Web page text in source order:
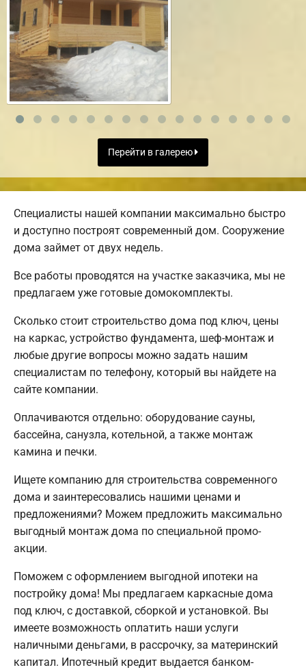
Перейти в галерею
Специалисты нашей компании максимально быстро
и доступно построят современный дом. Сооружение
дома займет от двух недель.
Все работы проводятся на участке заказчика, мы не
предлагаем уже готовые домокомплекты.
Сколько стоит строительство дома под ключ, цены
на каркас, устройство фундамента, шеф-монтаж и
любые другие вопросы можно задать нашим
специалистам по телефону, который вы найдете на
сайте компании.
Оплачиваются отдельно: оборудование сауны,
бассейна, санузла, котельной, а также монтаж
камина и печки.
Ищете компанию для строительства современного
дома и заинтересовались нашими ценами и
предложениями? Можем предложить максимально
выгодный монтаж дома по специальной промо-
акции.
Поможем с оформлением выгодной ипотеки на
постройку дома! Мы предлагаем каркасные дома
под ключ, с доставкой, сборкой и установкой. Вы
имеете возможность оплатить наши услуги
наличными деньгами, в рассрочку, за материнский
капитал. Ипотечный кредит выдается банком-